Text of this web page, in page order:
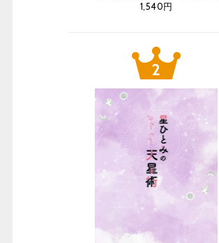
1,540円